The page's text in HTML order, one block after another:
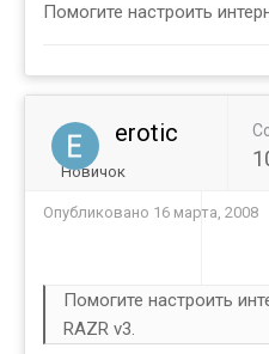
Помогите настроить
erotic
Новичок
Опубликовано 16 марта, 2008
Помогите настроить
RAZR v3.